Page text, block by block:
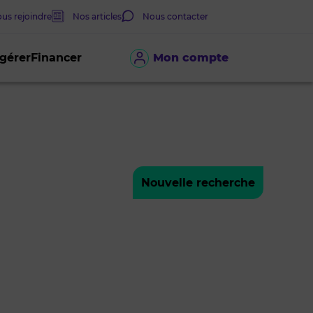
Mon compte
Financer
rejoindre Nos articles Nous contacter
Nouvelle recherche